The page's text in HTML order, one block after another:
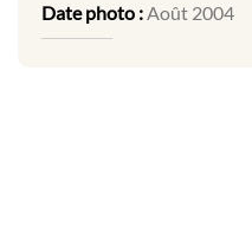
Date photo :Août 2004